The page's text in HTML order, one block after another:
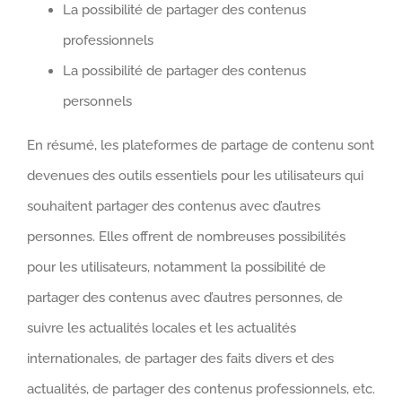
La possibilité de partager des contenus
professionnels
La possibilité de partager des contenus
personnels
En résumé, les plateformes de partage de contenu sont
devenues des outils essentiels pour les utilisateurs qui
souhaitent partager des contenus avec d’autres
personnes. Elles offrent de nombreuses possibilités
pour les utilisateurs, notamment la possibilité de
partager des contenus avec d’autres personnes, de
suivre les actualités locales et les actualités
internationales, de partager des faits divers et des
actualités, de partager des contenus professionnels, etc.